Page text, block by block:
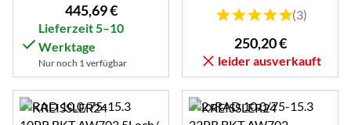
445,69€
Lieferzeit 5–10
Werktage
Nur noch 1 verfügbar
Bewertung: 5 von 5 (3
(3)
250,20€
leider ausverkauft